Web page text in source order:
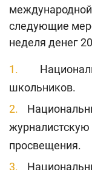
О проекте
Поиск по
Карта сайта
следующие
неделя денег
школьников.
просвещения.